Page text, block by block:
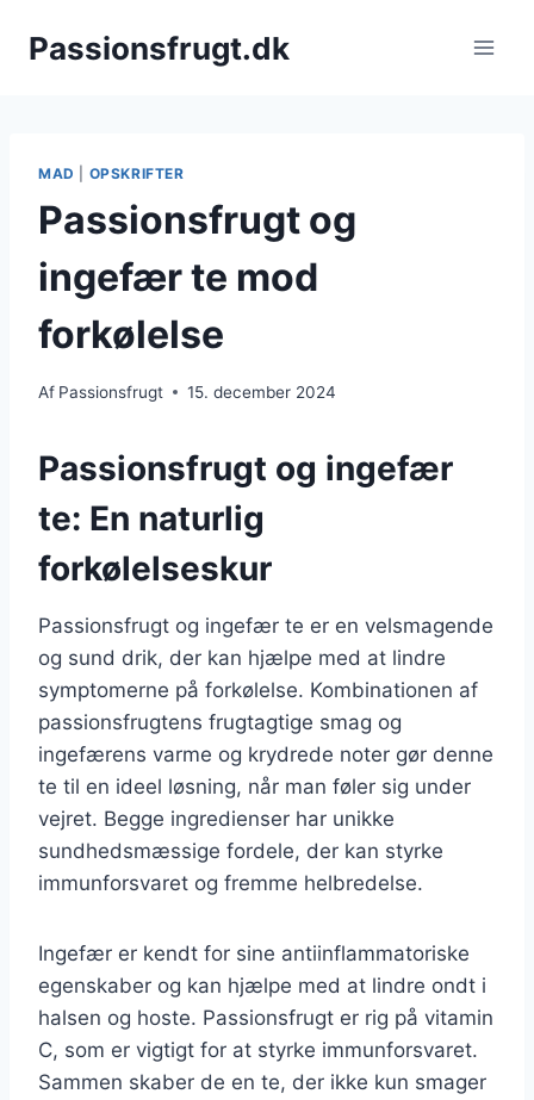
Passionsfrugt.dk
MAD OPSKRIFTER
Passionsfrugt og
ingefær te mod
forkølelse
Af Passionsfrugt 15. december 2024
Passionsfrugt og ingefær
te: En naturlig
forkølelseskur
Passionsfrugt og ingefær te er en velsmagende
og sund drik, der kan hjælpe med at lindre
symptomerne på forkølelse. Kombinationen af
passionsfrugtens frugtagtige smag og
ingefærens varme og krydrede noter gør denne
te til en ideel løsning, når man føler sig under
vejret. Begge ingredienser har unikke
sundhedsmæssige fordele, der kan styrke
immunforsvaret og fremme helbredelse.
Ingefær er kendt for sine antiinflammatoriske
egenskaber og kan hjælpe med at lindre ondt i
halsen og hoste. Passionsfrugt er rig på vitamin
C, som er vigtigt for at styrke immunforsvaret.
Sammen skaber de en te, der ikke kun smager